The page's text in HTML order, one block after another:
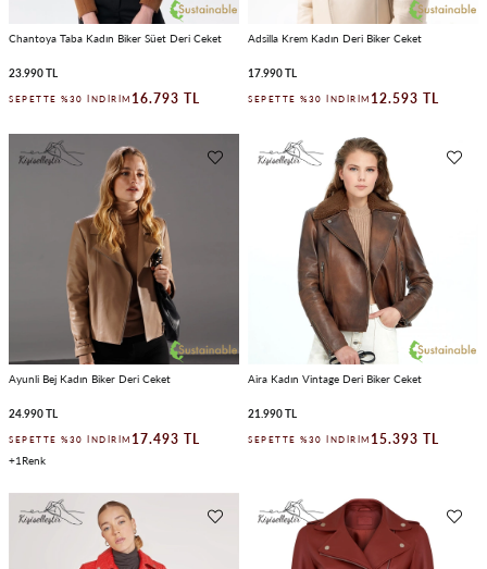
Chantoya Taba Kadın Biker Süet Deri Ceket
23.990 TL
SEPETTE %30 İNDIRIM 16.793 TL
Adsilla Krem Kadın Deri Biker Ceket
17.990 TL
SEPETTE %30 İNDIRIM 12.593 TL
Ayunli Bej Kadın Biker Deri Ceket
24.990 TL
SEPETTE %30 İNDIRIM 17.493 TL
1
Aira Kadın Vintage Deri Biker Ceket
21.990 TL
SEPETTE %30 İNDIRIM 15.393 TL